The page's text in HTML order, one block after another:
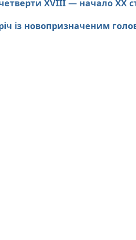
XVIII — начало XX
із новопризначеним